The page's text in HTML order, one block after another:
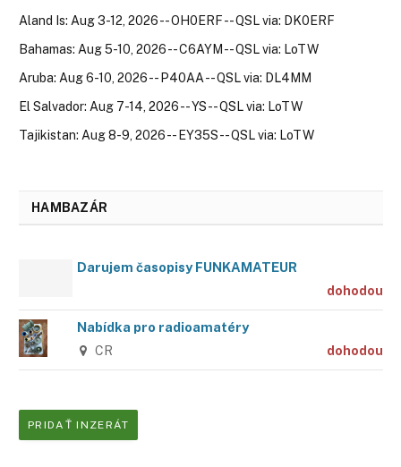
Aland Is: Aug 3-12, 2026 -- OH0ERF -- QSL via: DK0ERF
Bahamas: Aug 5-10, 2026 -- C6AYM -- QSL via: LoTW
Aruba: Aug 6-10, 2026 -- P40AA -- QSL via: DL4MM
El Salvador: Aug 7-14, 2026 -- YS -- QSL via: LoTW
Tajikistan: Aug 8-9, 2026 -- EY35S -- QSL via: LoTW
HAMBAZÁR
Darujem časopisy FUNKAMATEUR
dohodou
Nabídka pro radioamatéry
CR dohodou
PRIDAŤ INZERÁT